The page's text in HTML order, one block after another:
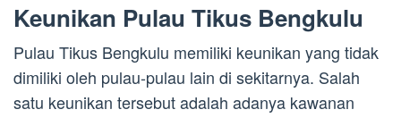
Keunikan Pulau Tikus Bengkulu
Pulau Tikus Bengkulu memiliki keunikan yang tidak
dimiliki oleh pulau-pulau lain di sekitarnya. Salah
satu keunikan tersebut adalah adanya kawanan